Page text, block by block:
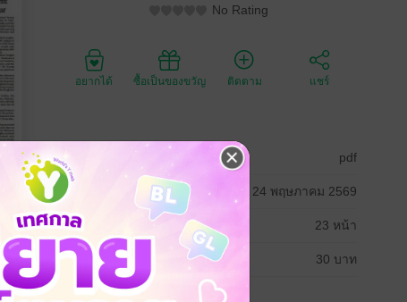
No Rating
อยากได้ ซื้อเป็นของขวัญ ติดตาม แชร์
ประเภทไฟล์ pdf
วันที่วางขาย 24 พฤษภาคม 2569
ความยาว 23 หน้า
ราคาปก 30 บาท